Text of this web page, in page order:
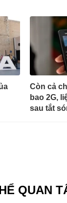
Còn cả
bao 2G,
sau tắt
QUAN